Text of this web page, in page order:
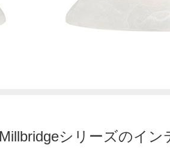
シリーズのイン